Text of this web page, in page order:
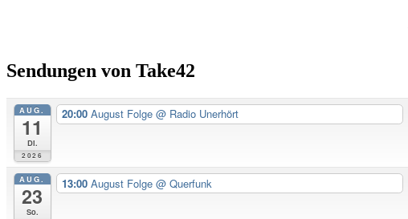
Sendungen von Take42
AUG.
11
Di.
2026
20:00 August Folge @ Radio Unerhört
AUG.
23
So.
13:00 August Folge @ Querfunk